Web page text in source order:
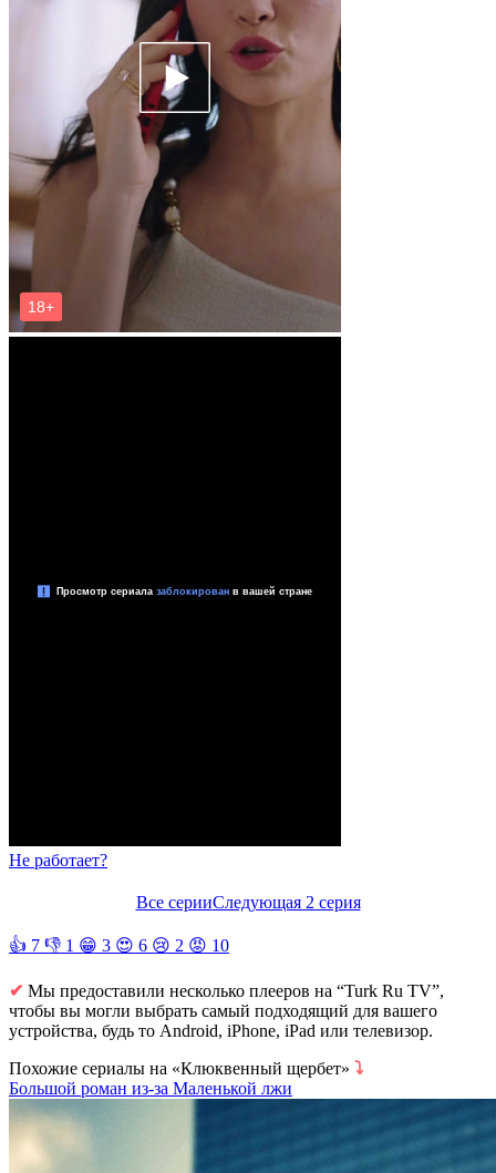
Не работает?
Все серииСледующая 2 серия
👍 7 👎 1 😁 3 😍 6 😢 2 😡 10
✔ Мы предоставили несколько плееров на “Turk Ru TV”,
чтобы вы могли выбрать самый подходящий для вашего
устройства, будь то Android, iPhone, iPad или телевизор.
Похожие сериалы на «Клюквенный щербет» ⤵
Большой роман из-за Маленькой лжи